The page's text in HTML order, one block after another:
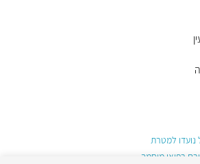
נועדו למטרת
רפואי מוסמך